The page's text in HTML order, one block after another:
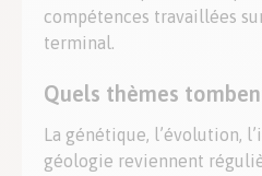
compétences travaillées
terminal.
Quels thèmes
La génétique, l’évolution,
géologie reviennent